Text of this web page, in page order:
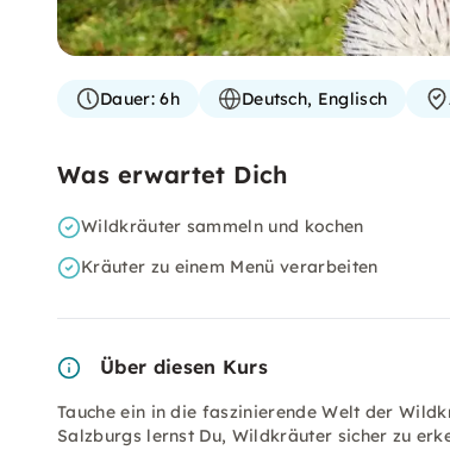
Dauer:6h Deutsch, Englisch
Was erwartet Dich
Wildkräuter sammeln und kochen
Kräuter zu einem Menü verarbeiten
Über diesen Kurs
Tauche ein in die faszinierende Welt der
Salzburgs lernst Du, Wildkräuter sicher zu